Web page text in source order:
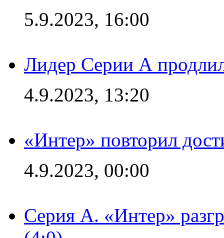
5.9.2023, 16:00
Лидер Серии А
4.9.2023, 13:20
«Интер» повторил
4.9.2023, 00:00
Серия А. «Интер»